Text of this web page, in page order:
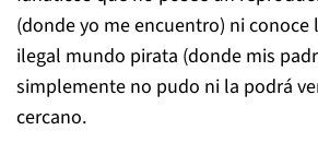
(donde yo me encuentro) ni conoce
ilegal mundo pirata (donde mis
simplemente no pudo ni la podrá
cercano.